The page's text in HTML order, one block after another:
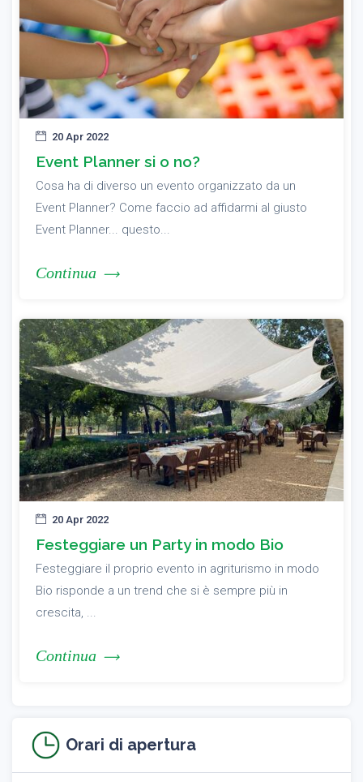
20 Apr 2022
Event Planner si o no?
Cosa ha di diverso un evento organizzato da un
Event Planner? Come faccio ad affidarmi al giusto
Event Planner... questo...
Continua
20 Apr 2022
Festeggiare un Party in modo Bio
Festeggiare il proprio evento in agriturismo in modo
Bio risponde a un trend che si è sempre più in
crescita, ...
Continua
Orari di apertura